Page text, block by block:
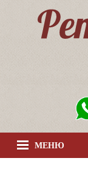
МЕНЮ